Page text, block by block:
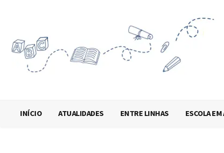
INÍCIO ATUALIDADES ENTRE LINHAS ESCOLA EM